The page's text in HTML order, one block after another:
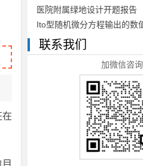
医院附属绿地设计开题报告
联系我们
加微信咨询